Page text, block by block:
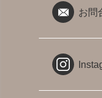
お問